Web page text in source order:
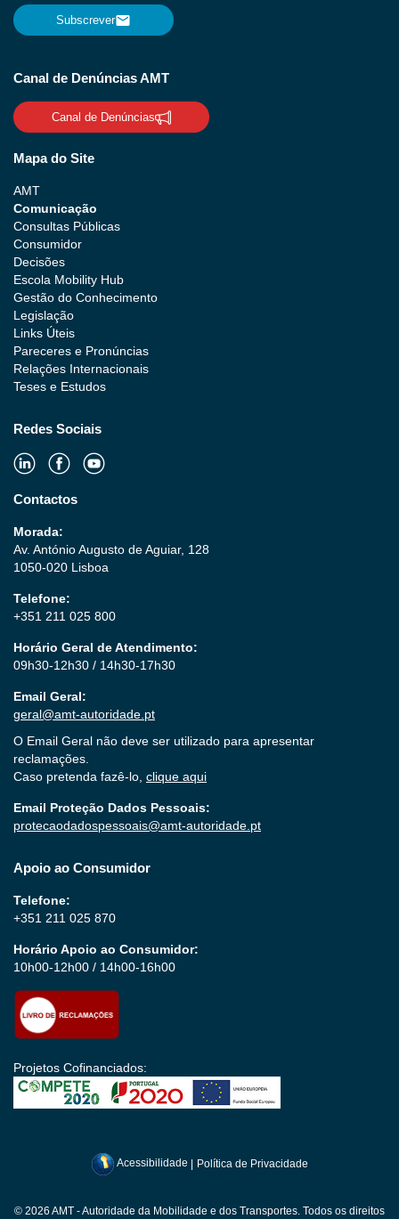
Subscrever
Canal de Denúncias AMT
Canal de Denúncias
Mapa do Site
AMT
Comunicação
Consultas Públicas
Consumidor
Decisões
Escola Mobility Hub
Gestão do Conhecimento
Legislação
Links Úteis
Pareceres e Pronúncias
Relações Internacionais
Teses e Estudos
Redes Sociais
Contactos
Morada:
Av. António Augusto de Aguiar, 128
1050-020 Lisboa
Telefone:
+351 211 025 800
Horário Geral de Atendimento:
09h30-12h30 / 14h30-17h30
Email Geral:
geral@amt-autoridade.pt
O Email Geral não deve ser utilizado para apresentar
reclamações.
Caso pretenda fazê-lo, clique aqui
Email Proteção Dados Pessoais:
protecaodadospessoais@amt-autoridade.pt
Apoio ao Consumidor
Telefone:
+351 211 025 870
Horário Apoio ao Consumidor:
10h00-12h00 / 14h00-16h00
Projetos Cofinanciados:
Acessibilidade | Política de Privacidade
© 2026 AMT - Autoridade da Mobilidade e dos Transportes. Todos os direitos